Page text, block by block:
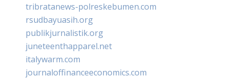
tribratanews-polreskebumen.com
rsudbayuasih.org
publikjurnalistik.org
juneteenthapparel.net
italywarm.com
journaloffinanceeconomics.com